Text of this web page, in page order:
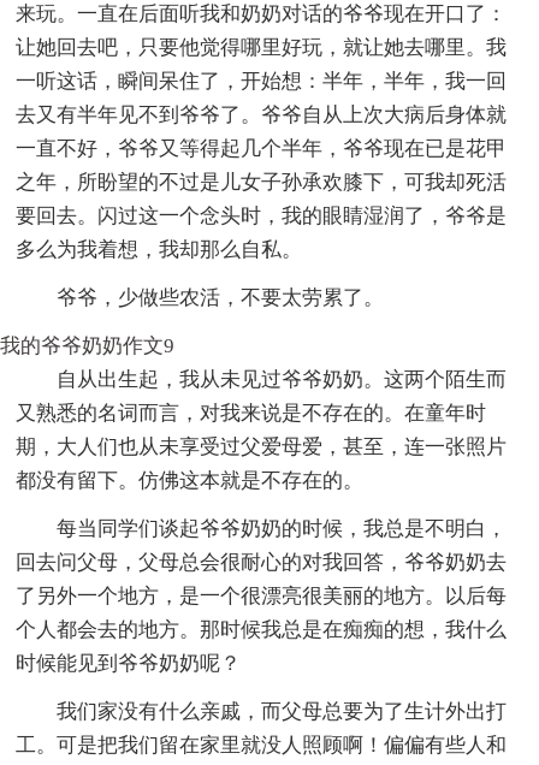
来玩。一直在后面听我和奶奶对话的爷爷现在开口了：
让她回去吧，只要他觉得哪里好玩，就让她去哪里。我
一听这话，瞬间呆住了，开始想：半年，半年，我一回
去又有半年见不到爷爷了。爷爷自从上次大病后身体就
一直不好，爷爷又等得起几个半年，爷爷现在已是花甲
之年，所盼望的不过是儿女子孙承欢膝下，可我却死活
要回去。闪过这一个念头时，我的眼睛湿润了，爷爷是
多么为我着想，我却那么自私。
爷爷，少做些农活，不要太劳累了。
我的爷爷奶奶作文9
自从出生起，我从未见过爷爷奶奶。这两个陌生而
又熟悉的名词而言，对我来说是不存在的。在童年时
期，大人们也从未享受过父爱母爱，甚至，连一张照片
都没有留下。仿佛这本就是不存在的。
每当同学们谈起爷爷奶奶的时候，我总是不明白，
回去问父母，父母总会很耐心的对我回答，爷爷奶奶去
了另外一个地方，是一个很漂亮很美丽的地方。以后每
个人都会去的地方。那时候我总是在痴痴的想，我什么
时候能见到爷爷奶奶呢？
我们家没有什么亲戚，而父母总要为了生计外出打
工。可是把我们留在家里就没人照顾啊！偏偏有些人和